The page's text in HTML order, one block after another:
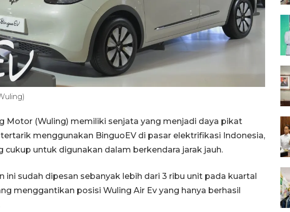
Motor (Wuling) memiliki senjata yang menjadi daya pikat
menggunakan BinguoEV di pasar elektrifikasi Indonesia,
cukup untuk digunakan dalam berkendara jarak jauh.
ini sudah dipesan sebanyak lebih dari 3 ribu unit pada kuartal
menggantikan posisi Wuling Air Ev yang hanya berhasil